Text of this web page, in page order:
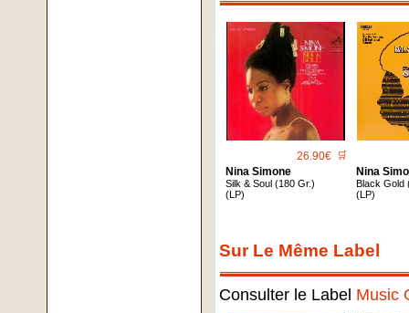
26.90€ 🛒
Nina Simone
Silk & Soul (180 Gr.)
(LP)
Nina
Black Gold
(LP)
Sur Le Même Label
Consulter le Label Music